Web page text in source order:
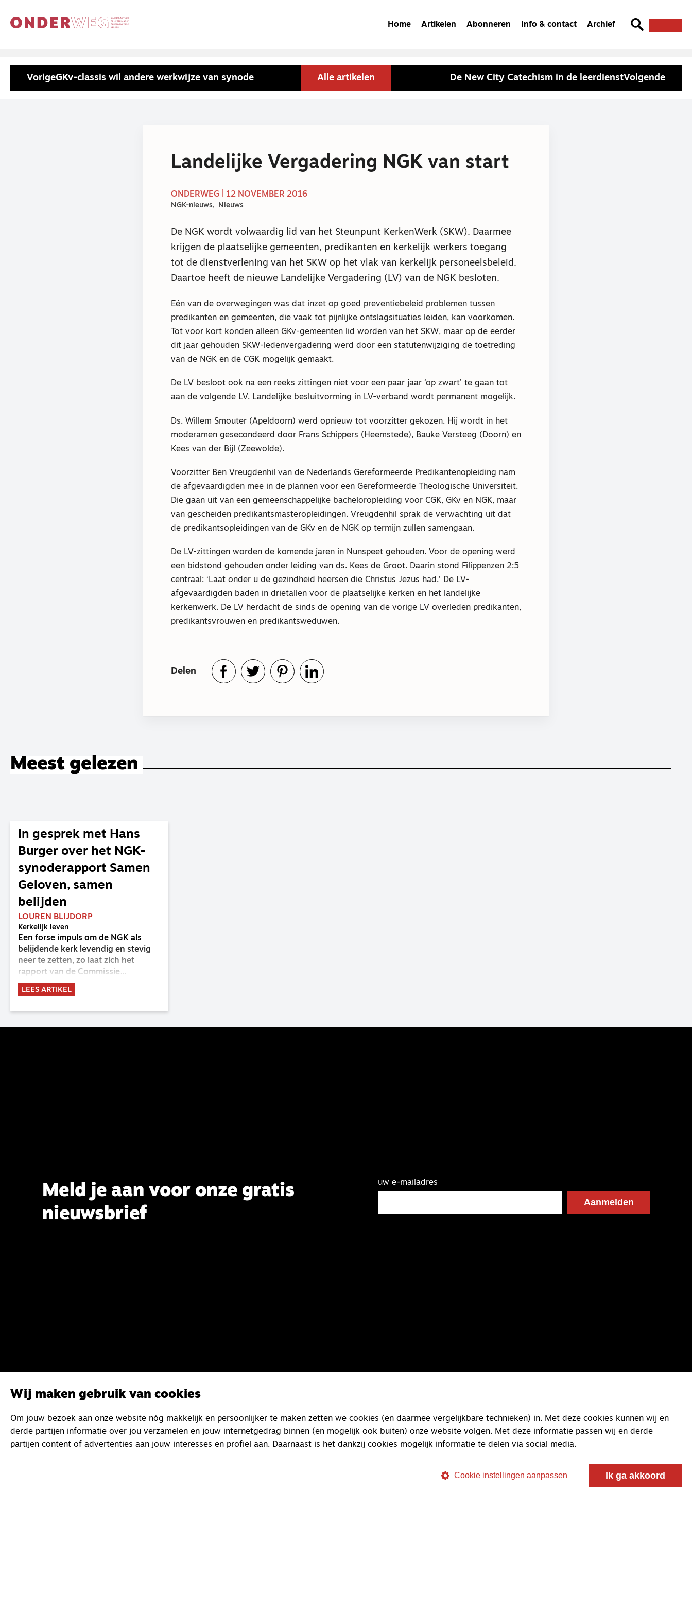
Home Artikelen Abonneren Info & contact Archief
VorigeGKv-classis wil andere werkwijze van synode Alle artikelen De New City Catechism in de leerdienstVolgende
Landelijke Vergadering NGK van start
ONDERWEG | 12 NOVEMBER 2016
NGK-nieuws Nieuws
De NGK wordt volwaardig lid van het Steunpunt KerkenWerk (SKW). Daarmee
krijgen de plaatselijke gemeenten, predikanten en kerkelijk werkers toegang
tot de dienstverlening van het SKW op het vlak van kerkelijk personeelsbeleid.
Daartoe heeft de nieuwe Landelijke Vergadering (LV) van de NGK besloten.
Eén van de overwegingen was dat inzet op goed preventiebeleid problemen tussen
predikanten en gemeenten, die vaak tot pijnlijke ontslagsituaties leiden, kan voorkomen.
Tot voor kort konden alleen GKv-gemeenten lid worden van het SKW, maar op de eerder
dit jaar gehouden SKW-ledenvergadering werd door een statutenwijziging de toetreding
van de NGK en de CGK mogelijk gemaakt.
De LV besloot ook na een reeks zittingen niet voor een paar jaar ‘op zwart’ te gaan tot
aan de volgende LV. Landelijke besluitvorming in LV-verband wordt permanent mogelijk.
Ds. Willem Smouter (Apeldoorn) werd opnieuw tot voorzitter gekozen. Hij wordt in het
moderamen gesecondeerd door Frans Schippers (Heemstede), Bauke Versteeg (Doorn) en
Kees van der Bijl (Zeewolde).
Voorzitter Ben Vreugdenhil van de Nederlands Gereformeerde Predikantenopleiding nam
de afgevaardigden mee in de plannen voor een Gereformeerde Theologische Universiteit.
Die gaan uit van een gemeenschappelijke bacheloropleiding voor CGK, GKv en NGK, maar
van gescheiden predikantsmasteropleidingen. Vreugdenhil sprak de verwachting uit dat
de predikantsopleidingen van de GKv en de NGK op termijn zullen samengaan.
De LV-zittingen worden de komende jaren in Nunspeet gehouden. Voor de opening werd
een bidstond gehouden onder leiding van ds. Kees de Groot. Daarin stond Filippenzen 2:5
centraal: ‘Laat onder u de gezindheid heersen die Christus Jezus had.’ De LV-
afgevaardigden baden in drietallen voor de plaatselijke kerken en het landelijke
kerkenwerk. De LV herdacht de sinds de opening van de vorige LV overleden predikanten,
predikantsvrouwen en predikantsweduwen.
Delen
Meest gelezen
In gesprek met Hans
Burger over het NGK-
synoderapport Samen
Geloven, samen
belijden
LOUREN BLIJDORP
Kerkelijk leven
Een forse impuls om de NGK als
belijdende kerk levendig en stevig
neer te zetten, zo laat zich het
rapport van de Commissie
Belijdende Kerk (CBK) lezen. Deze
commissie is al sinds de eenwording
2023 de opdracht om haar analyse
LEES ARTIKEL
Meld je aan voor onze gratis
nieuwsbrief
uw e-mailadres
Wij maken gebruik van cookies
Om jouw bezoek aan onze website nóg makkelijk en persoonlijker te maken zetten we cookies (en daarmee vergelijkbare technieken) in. Met deze cookies kunnen wij en
derde partijen informatie over jou verzamelen en jouw internetgedrag binnen (en mogelijk ook buiten) onze website volgen. Met deze informatie passen wij en derde
partijen content of advertenties aan jouw interesses en profiel aan. Daarnaast is het dankzij cookies mogelijk informatie te delen via social media.
Cookie instellingen aanpassen Ik ga akkoord